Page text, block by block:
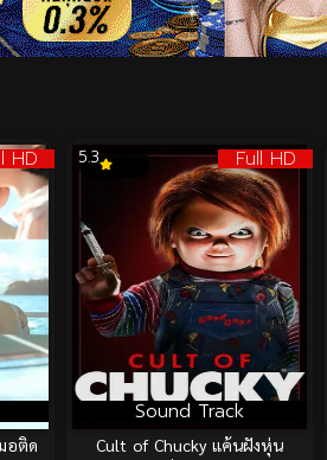
HD
อติด
Full HD
Sound Track
5.3
Cult of Chucky แค้นฝังหุ่น